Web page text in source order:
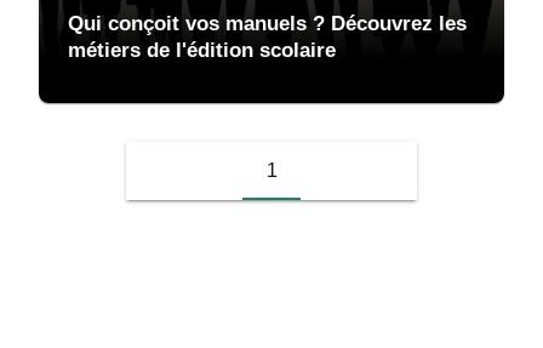
Qui conçoit vos manuels ? Découvrez les
métiers de l'édition scolaire
1